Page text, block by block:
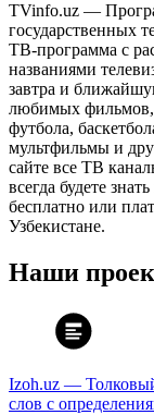
TVinfo.uz —
государственных
ТВ-программа с
названиями
завтра и
любимых фильмов,
футбола,
мультфильмы и
сайте все ТВ
всегда будете
бесплатно или
Узбекистане.
Наши
Izoh.uz — Толковый
слов с